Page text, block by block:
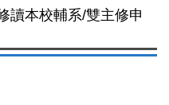
讀本校輔系/雙主修申